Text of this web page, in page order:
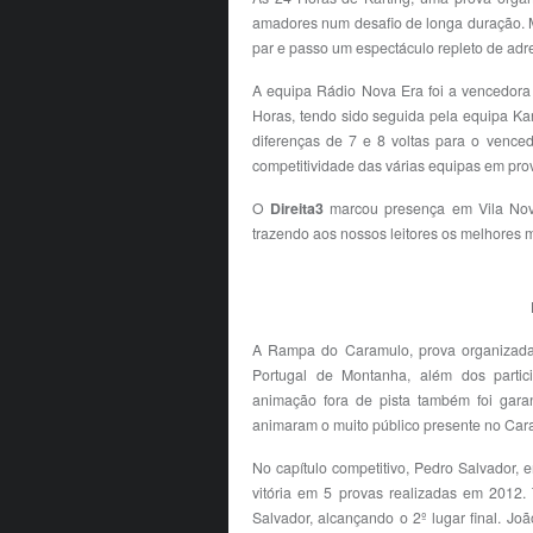
amadores num desafio de longa
par e passo um espectáculo repleto de
A equipa Rádio Nova Era foi a
Horas, tendo sido seguida pela equipa
diferenças de 7 e 8 voltas para o
competitividade das várias equipas em
O Direita3 marcou presença em Vila
trazendo aos nossos leitores os melhores
A Rampa do Caramulo, prova
Portugal de Montanha, além dos
animação fora de pista também foi
animaram o muito público presente no
No capítulo competitivo, Pedro Salvador,
vitória em 5 provas realizadas em
Salvador, alcançando o 2º lugar final.